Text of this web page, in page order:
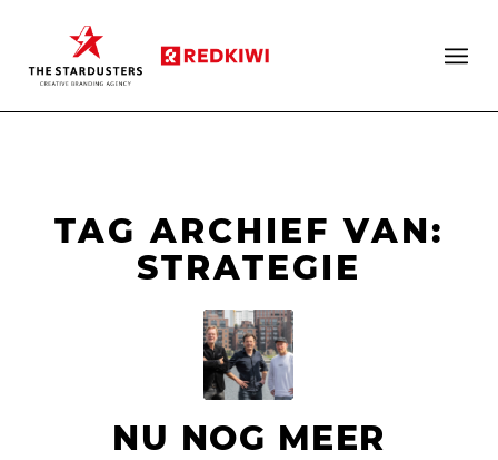
TAG ARCHIEF VAN:
STRATEGIE
NU NOG MEER